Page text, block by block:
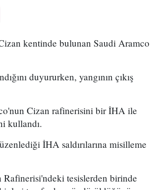
kentinde bulunan Saudi Aramco
duyururken, yangının çıkış
Cizan rafinerisini bir İHA ile
kullandı.
İHA saldırılarına misilleme
tesislerden birinde